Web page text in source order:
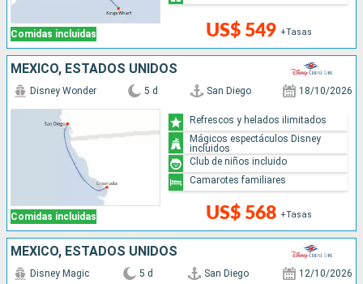
Comidas incluidas US$ 549 +Tasas
MÉXICO, ESTADOS UNIDOS
Comidas incluidas
Disney Wonder 5 d San Diego 18/10/2026
US$ 568 +Tasas
Refrescos y helados ilimitados
Mágicos espectáculos Disney
incluidos
Club de niños incluido
Camarotes familiares
MÉXICO, ESTADOS UNIDOS
Disney Magic 5 d San Diego 12/10/2026